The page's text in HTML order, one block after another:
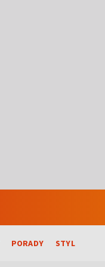
PORADY STYL